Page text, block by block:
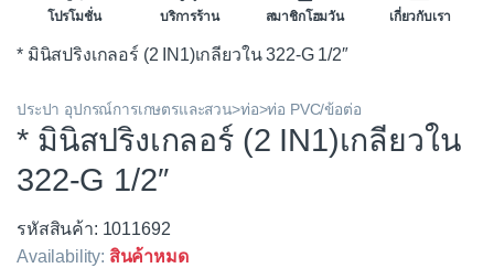
โปรโมชั่น บริการร้าน สมาชิกโฮมวัน เกี่ยวกับเรา
* มินิสปริงเกลอร์ (2 IN1)เกลียวใน 322-G 1/2″
ประปา อุปกรณ์การเกษตรและสวน>ท่อ>ท่อ PVC/ข้อต่อ
* มินิสปริงเกลอร์ (2 IN1)เกลียวใน
322-G 1/2″
รหัสสินค้า: 1011692
Availability: สินค้าหมด